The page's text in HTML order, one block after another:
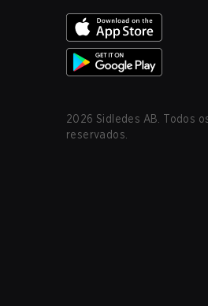
2026 Sidledes AB. Todos
reservados.